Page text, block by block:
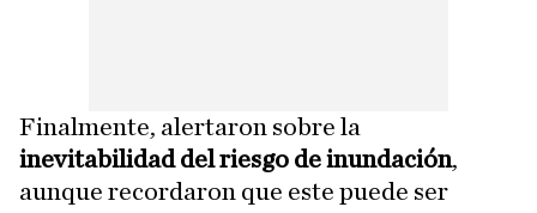
Finalmente, alertaron sobre la
inevitabilidad del riesgo de inundación,
aunque recordaron que este puede ser